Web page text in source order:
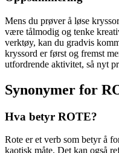
Mens du prøver å løse
være tålmodig og tenke
verktøy, kan du gradvis
kryssord er først og fremst
utfordrende aktivitet, så nyt
Synonymer for
Hva betyr ROTE?
Rote er et verb som betyr å
kaotisk måte. Det kan også